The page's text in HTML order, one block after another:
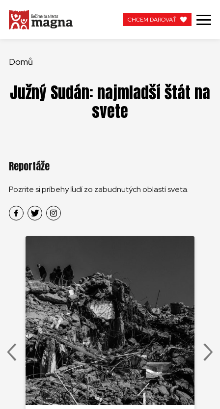
MOJA MAGNA
PRACUJTE S NAMI
CHCEM DAROVAŤ
Domů
Južný Sudán: najmladší štát na
svete
Reportáže
Pozrite si príbehy ľudí zo zabudnutých oblastí sveta.